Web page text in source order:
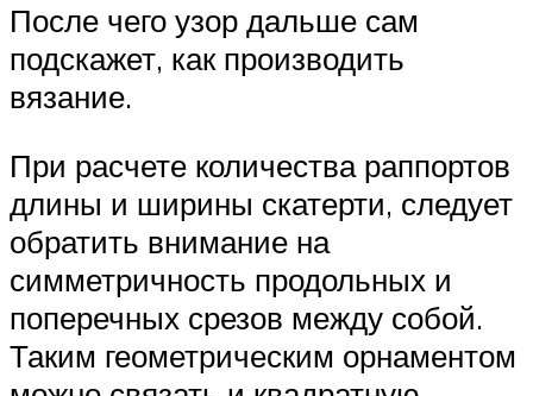
После чего узор дальше сам
подскажет, как производить
вязание.
При расчете количества раппортов
длины и ширины скатерти, следует
обратить внимание на
симметричность продольных и
поперечных срезов между собой.
Таким геометрическим орнаментом